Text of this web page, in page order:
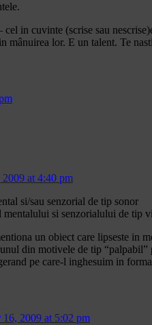
cel in cuvinte (scrise sau
mânuirea lor. E un talent. Te
at 4:40 pm
si/sau senzorial de tip sonor
si senzorialului de tip
un obiect care lipseste in
din motivele de tip
pe care-l inghesuim in
16, 2009 at 5:02 pm